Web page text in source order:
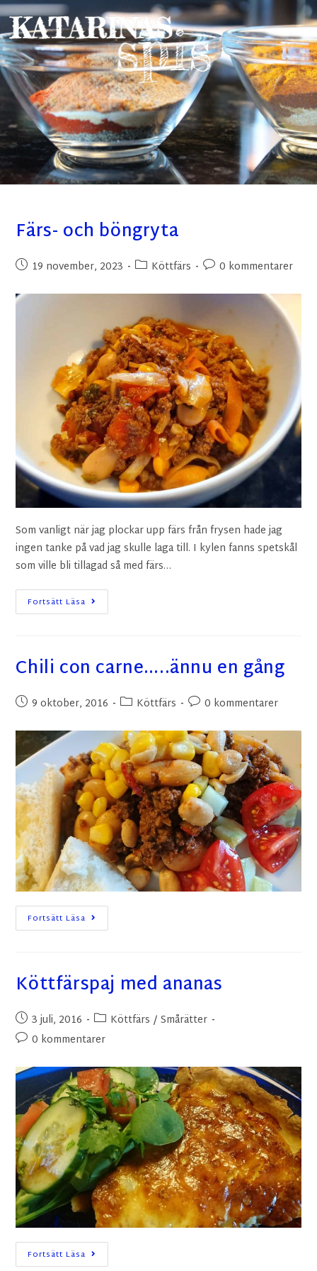
Färs- och böngryta
19 november, 2023 Köttfärs 0 kommentarer
Som vanligt när jag plockar upp färs från frysen hade jag
ingen tanke på vad jag skulle laga till. I kylen fanns spetskål
som ville bli tillagad så med färs…
Fortsätt Läsa
Chili con carne…..ännu en gång
9 oktober, 2016 Köttfärs 0 kommentarer
Fortsätt Läsa
Köttfärspaj med ananas
3 juli, 2016 Köttfärs / Smårätter
0 kommentarer
Fortsätt Läsa